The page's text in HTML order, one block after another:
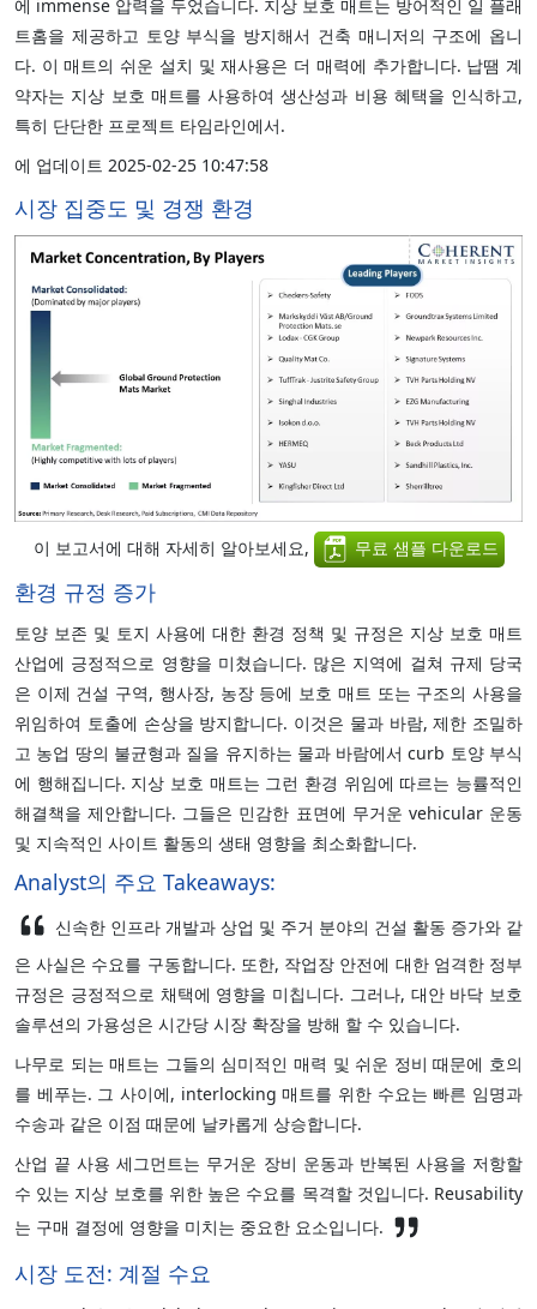
에 immense 압력을 두었습니다. 지상 보호 매트는 방어적인 일 플래
트홈을 제공하고 토양 부식을 방지해서 건축 매니저의 구조에 옵니
다. 이 매트의 쉬운 설치 및 재사용은 더 매력에 추가합니다. 납땜 계
약자는 지상 보호 매트를 사용하여 생산성과 비용 혜택을 인식하고,
특히 단단한 프로젝트 타임라인에서.
에 업데이트 2025-02-25 10:47:58
시장 집중도 및 경쟁 환경
이 보고서에 대해 자세히 알아보세요, 무료 샘플 다운로드
환경 규정 증가
토양 보존 및 토지 사용에 대한 환경 정책 및 규정은 지상 보호 매트
산업에 긍정적으로 영향을 미쳤습니다. 많은 지역에 걸쳐 규제 당국
은 이제 건설 구역, 행사장, 농장 등에 보호 매트 또는 구조의 사용을
위임하여 토출에 손상을 방지합니다. 이것은 물과 바람, 제한 조밀하
고 농업 땅의 불균형과 질을 유지하는 물과 바람에서 curb 토양 부식
에 행해집니다. 지상 보호 매트는 그런 환경 위임에 따르는 능률적인
해결책을 제안합니다. 그들은 민감한 표면에 무거운 vehicular 운동
및 지속적인 사이트 활동의 생태 영향을 최소화합니다.
Analyst의 주요 Takeaways:
신속한 인프라 개발과 상업 및 주거 분야의 건설 활동 증가와 같
은 사실은 수요를 구동합니다. 또한, 작업장 안전에 대한 엄격한 정부
규정은 긍정적으로 채택에 영향을 미칩니다. 그러나, 대안 바닥 보호
솔루션의 가용성은 시간당 시장 확장을 방해 할 수 있습니다.
나무로 되는 매트는 그들의 심미적인 매력 및 쉬운 정비 때문에 호의
를 베푸는. 그 사이에, interlocking 매트를 위한 수요는 빠른 임명과
수송과 같은 이점 때문에 날카롭게 상승합니다.
산업 끝 사용 세그먼트는 무거운 장비 운동과 반복된 사용을 저항할
수 있는 지상 보호를 위한 높은 수요를 목격할 것입니다. Reusability
는 구매 결정에 영향을 미치는 중요한 요소입니다.
시장 도전: 계절 수요